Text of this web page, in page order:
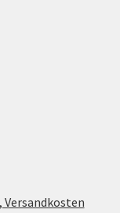
Versandkosten